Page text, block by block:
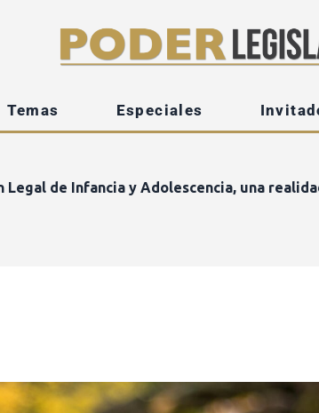
Temas Especiales
Legal de Infancia y Adolescencia, una